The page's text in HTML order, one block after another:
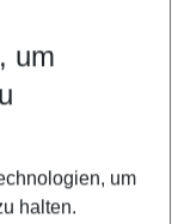
um
um
halten.